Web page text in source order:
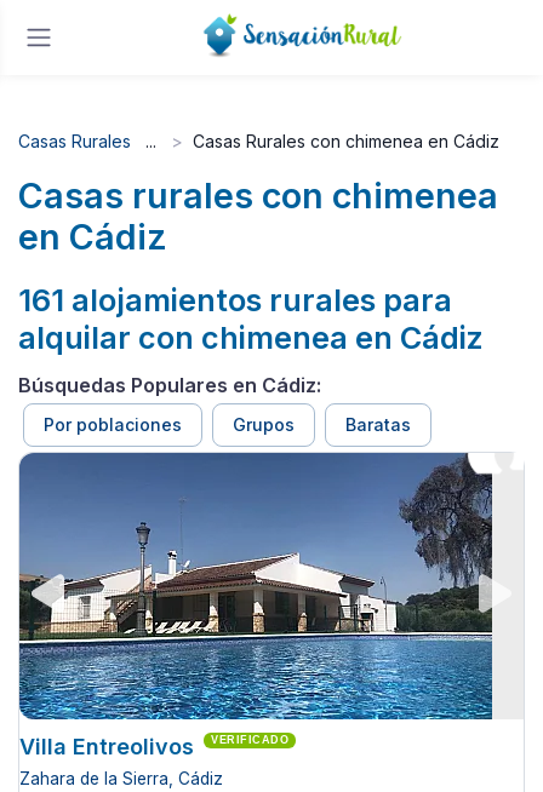
Casas Rurales Casas Rurales con chimenea en Cádiz
Casas rurales con chimenea
en Cádiz
161 alojamientos rurales para
alquilar con chimenea en Cádiz
Búsquedas Populares en Cádiz:
Por poblaciones Grupos Baratas
Villa Entreolivos VERIFICADO
Zahara de la Sierra, Cádiz